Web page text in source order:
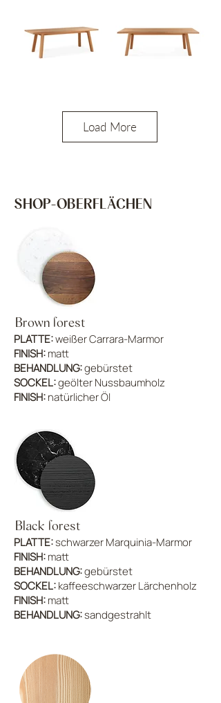
Load More
SHOP-OBERFLÄCHEN
Brown forest
PLATTE:weißer Carrara-Marmor
FINISH:matt
BEHANDLUNG:gebürstet
SOCKEL:geölter Nussbaumholz
FINISH:natürlicher Öl
Black forest
PLATTE:schwarzer Marquinia-Marmor
FINISH:matt
BEHANDLUNG:gebürstet
SOCKEL:kaffeeschwarzer Lärchenholz
FINISH:matt
BEHANDLUNG:sandgestrahlt